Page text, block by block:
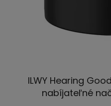
ILWY Hearing
nabíjateľné